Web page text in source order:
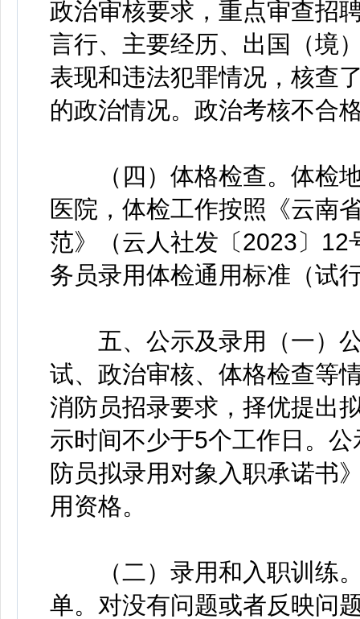
政治审核要求，重点审查招
言行、主要经历、出国（境
表现和违法犯罪情况，核查
的政治情况。政治考核不合
（四）体格检查。体检地
医院，体检工作按照《云南
范》（云人社发〔2023〕12
务员录用体检通用标准（试
五、公示及录用（一）公
试、政治审核、体格检查等
消防员招录要求，择优提出
示时间不少于5个工作日。
防员拟录用对象入职承诺书
用资格。
（二）录用和入职训练。
单。对没有问题或者反映问